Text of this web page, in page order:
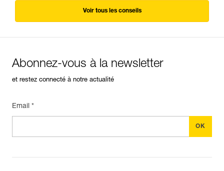
Voir tous les conseils
Abonnez-vous à la newsletter
et restez connecté à notre actualité
Email *